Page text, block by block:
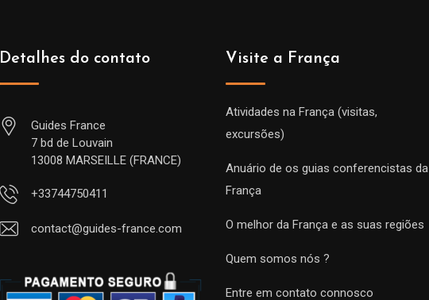
Detalhes do contato
Guides France
7 bd de Louvain
13008 MARSEILLE (FRANCE)
+33744750411
contact@guides-france.com
Visite a França
Atividades na França (visitas,
excursões)
Anuário de os guias conferencistas da
França
O melhor da França e as suas regiões
Quem somos nós ?
Entre em contato connosco